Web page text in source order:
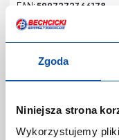
Zgoda
Niniejsza strona
Wykorzystujemy
EAN: 5997272366178
Kategoria:Kleje do